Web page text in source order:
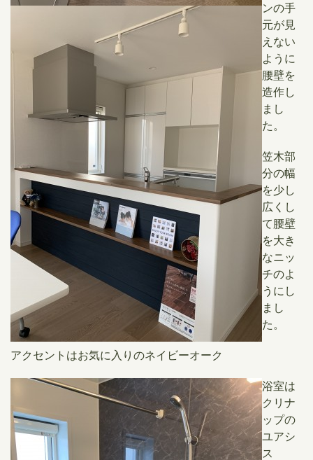
ンの手
元が見
えない
ように
腰壁を
造作し
まし
た。
笠木部
分の幅
を少し
広くし
て腰壁
を大き
なニッ
チのよ
うにし
まし
た。
アクセントはお気に入りのネイビーオーク
浴室は
クリナ
ップの
ユアシ
ス